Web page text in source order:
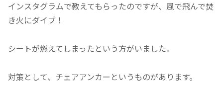
インスタグラムで教えてもらったのですが、風で飛んで焚
き火にダイブ！
シートが燃えてしまったという方がいました。
対策として、チェアアンカーというものがあります。